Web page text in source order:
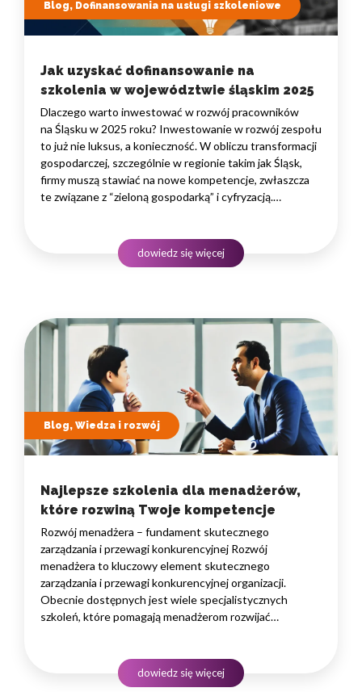
Blog, Dofinansowania na usługi szkoleniowe
Jak uzyskać dofinansowanie na
szkolenia w województwie śląskim 2025
Dlaczego warto inwestować w rozwój pracowników
na Śląsku w 2025 roku? Inwestowanie w rozwój zespołu
to już nie luksus, a konieczność. W obliczu transformacji
gospodarczej, szczególnie w regionie takim jak Śląsk,
firmy muszą stawiać na nowe kompetencje, zwłaszcza
te związane z “zieloną gospodarką” i cyfryzacją.
do konkurowania na coraz bardziej wymagającym rynku.
To strategiczna decyzja, która buduje wartość firmy
dowiedz się więcej
Blog, Wiedza i rozwój
Najlepsze szkolenia dla menadżerów,
które rozwiną Twoje kompetencje
Rozwój menadżera – fundament skutecznego
zarządzania i przewagi konkurencyjnej Rozwój
menadżera to kluczowy element skutecznego
zarządzania i przewagi konkurencyjnej organizacji.
Obecnie dostępnych jest wiele specjalistycznych
szkoleń, które pomagają menadżerom rozwijać
szkolenia dla menadżerów mogą pomóc w budowaniu
silnych zespołów, zwiększaniu produktywności
dowiedz się więcej